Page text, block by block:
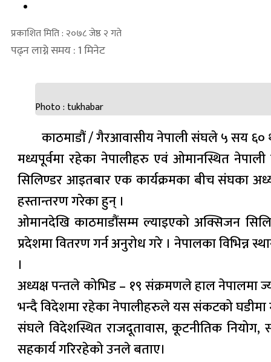
प्रकाशित मिति : २०७८ जेष्ठ २ गते
पढ्न लाग्ने समय : 1 मिनेट
Photo : tukhabar
काठमाडौं / गैरआवासीय नेपाली संघले ५ सय ६०
मध्यपूर्वमा रहेका नेपालीहरु एवं ओमानस्थित
सिलिण्डर आइतबार एक कार्यक्रमका बीच संघका
हस्तान्तरण गरेका हुन् ।
ओमानदेखि काठमाडौंसम्म ल्याइएको अक्सिजन
प्रदेशमा वितरण गर्न अनुरोध गरे । नेपालका विभिन्न
।
अध्यक्ष पन्तले कोभिड – १९ संक्रमणले हाल नेपालमा
भन्दै विदेशमा रहेका नेपालीहरुले यस संकटको घडीमा
संघले विदेशस्थित राजदूतावास, कूटनीतिक नियोग,
सहकार्य गरिरहेको उनले बताए।